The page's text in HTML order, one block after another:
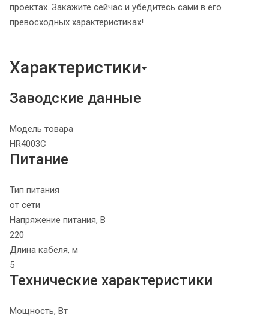
проектах. Закажите сейчас и убедитесь сами в его
превосходных характеристиках!
Характеристики
Заводские данные
Модель товара
HR4003C
Питание
Тип питания
от сети
Напряжение питания, В
220
Длина кабеля, м
5
Технические характеристики
Мощность, Вт